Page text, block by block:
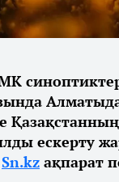
ескерту
Sn.kz ақпарат